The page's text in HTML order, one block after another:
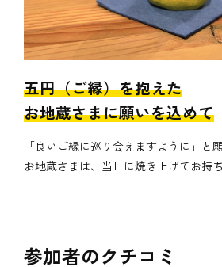
五円（ご縁）を抱えた
お地蔵さまに願いを込めて
「良いご縁に巡り会えますように」と
お地蔵さまは、当日に焼き上げてお持
参加者のクチコミ